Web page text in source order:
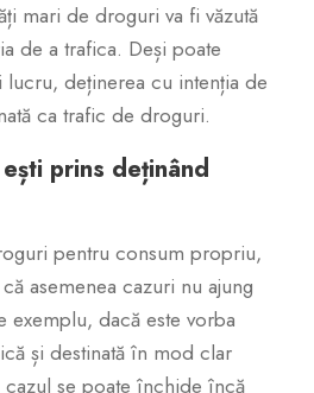
mari de droguri va fi văzută
de a trafica. Deși poate
lucru, deținerea cu intenția de
ca trafic de droguri.
prins deținând
pentru consum propriu,
asemenea cazuri nu ajung
exemplu, dacă este vorba
și destinată în mod clar
se poate închide încă